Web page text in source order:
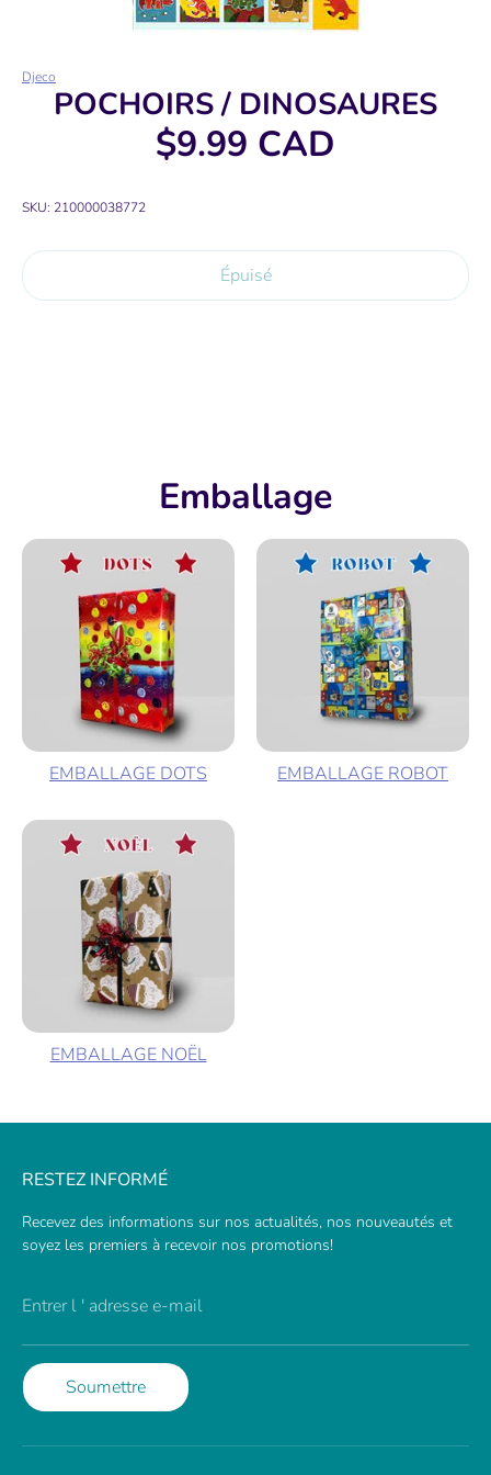
Djeco
POCHOIRS / DINOSAURES
$9.99 CAD
SKU: 210000038772
Épuisé
Emballage
EMBALLAGE DOTS EMBALLAGE ROBOT
EMBALLAGE NOËL
RESTEZ INFORMÉ
Recevez des informations sur nos actualités, nos nouveautés et
soyez les premiers à recevoir nos promotions!
Entrer l ' adresse e-mail
Soumettre